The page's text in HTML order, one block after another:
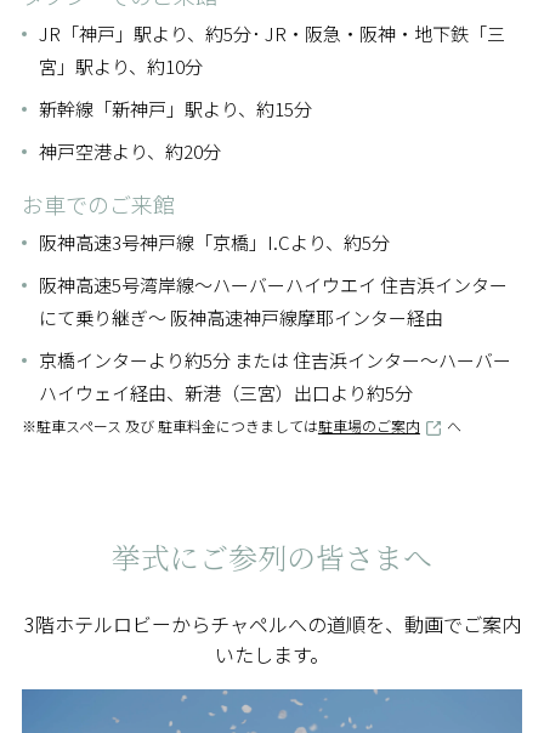
JR「神戸」駅より、約5分･ JR・阪急・阪神・地下鉄「三
宮」駅より、約10分
新幹線「新神戸」駅より、約15分
神戸空港より、約20分
お車でのご来館
阪神高速3号神戸線「京橋」I.Cより、約5分
阪神高速5号湾岸線～ハーバーハイウエイ 住吉浜インター
にて乗り継ぎ～ 阪神高速神戸線摩耶インター経由
京橋インターより約5分 または 住吉浜インター～ハーバー
ハイウェイ経由、新港（三宮）出口より約5分
※駐車スペース 及び 駐車料金につきましては駐車場のご案内 へ
挙式にご参列の皆さまへ
3階ホテルロビーからチャペルへの道順を、動画でご案内
いたします。